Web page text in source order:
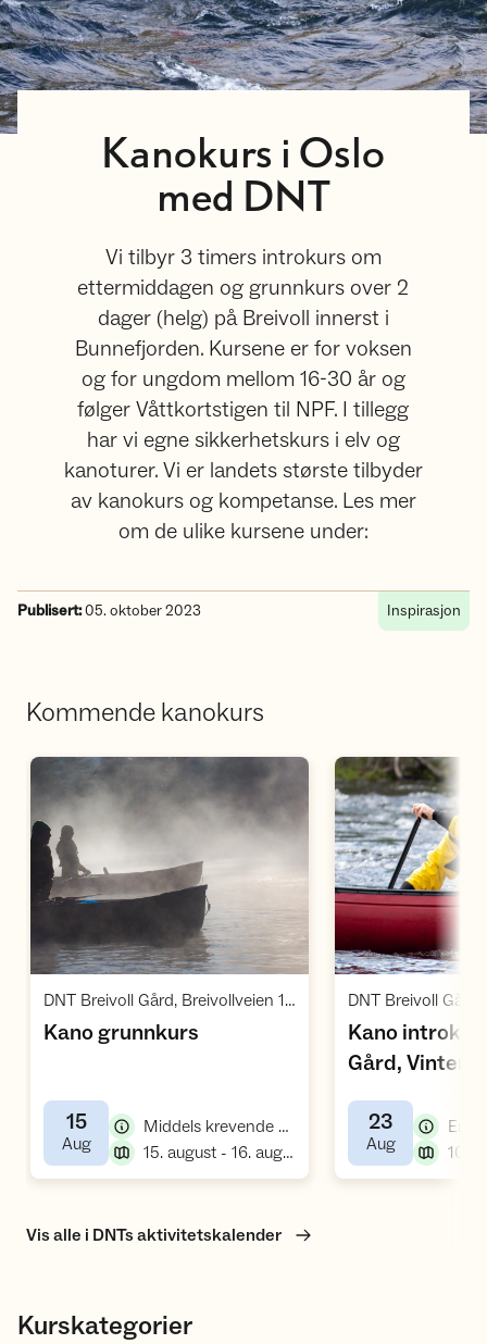
Kanokurs i Oslo
med DNT
Vi tilbyr 3 timers introkurs om
ettermiddagen og grunnkurs over 2
dager (helg) på Breivoll innerst i
Bunnefjorden. Kursene er for voksen
og for ungdom mellom 16-30 år og
følger Våttkortstigen til NPF. I tillegg
har vi egne sikkerhetskurs i elv og
kanoturer. Vi er landets største tilbyder
av kanokurs og kompetanse. Les mer
om de ulike kursene under:
Publisert:05. oktober 2023 Inspirasjon
Kommende kanokurs
Åpne aktivitet
DNT Breivoll Gård, Breivollveien 100, 1407 Vinterbro, Norge
Kano grunnkurs
15
Aug,
Middels krevende kurs, padlekurs
,
15. august - 16. august
Kano
Gård,
23
Aug,
Vis alle i DNTs aktivitetskalender
Kurskategorier